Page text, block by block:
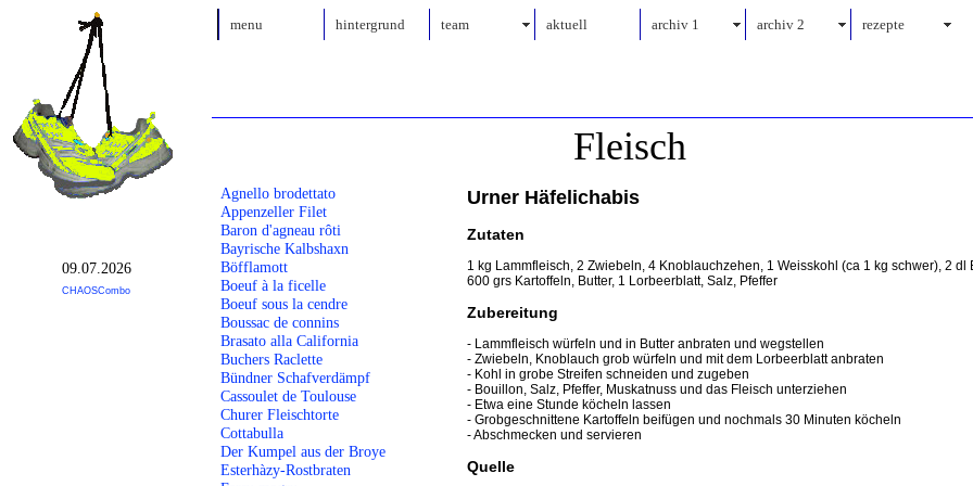
Fleisch
Urner Häfelichabis
Zutaten
1 kg Lammfleisch, 2 Zwiebeln, 4 Knoblauchzehen, 1 Weisskohl (ca 1 kg schwer), 2 dl
600 grs Kartoffeln, Butter, 1 Lorbeerblatt, Salz, Pfeffer
Zubereitung
- Lammfleisch würfeln und in Butter anbraten und wegstellen
- Zwiebeln, Knoblauch grob würfeln und mit dem Lorbeerblatt anbraten
- Kohl in grobe Streifen schneiden und zugeben
- Bouillon, Salz, Pfeffer, Muskatnuss und das Fleisch unterziehen
- Etwa eine Stunde köcheln lassen
- Grobgeschnittene Kartoffeln beifügen und nochmals 30 Minuten köcheln
- Abschmecken und servieren
Quelle
Agnello brodettato
Appenzeller Filet
Baron d'agneau rôti
Bayrische Kalbshaxn
Böfflamott
Boeuf à la ficelle
Boeuf sous la cendre
Boussac de connins
Brasato alla California
Buchers Raclette
Bündner Schafverdämpf
Cassoulet de Toulouse
Churer Fleischtorte
Cottabulla
Der Kumpel aus der Broye
Esterhàzy-Rostbraten
09.07.2026
CHAOSCombo
menu hintergrund team aktuell archiv 1 archiv 2 rezepte